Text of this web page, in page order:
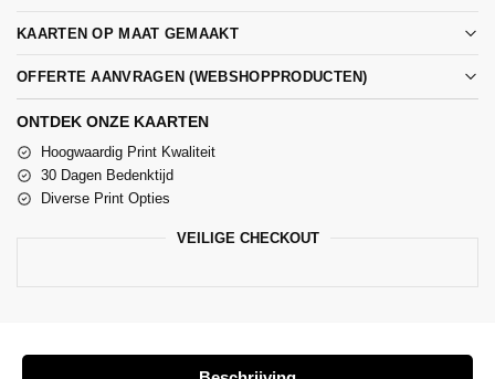
KAARTEN OP MAAT GEMAAKT
OFFERTE AANVRAGEN (WEBSHOPPRODUCTEN)
ONTDEK ONZE KAARTEN
Hoogwaardig Print Kwaliteit
30 Dagen Bedenktijd
Diverse Print Opties
VEILIGE CHECKOUT